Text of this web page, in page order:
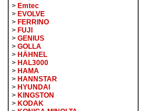
> Emtec
> EVOLVE
> FERRINO
> FUJI
> GENIUS
> GOLLA
> HÄHNEL
> HAL3000
> HAMA
> HANNSTAR
> HYUNDAI
> KINGSTON
> KODAK